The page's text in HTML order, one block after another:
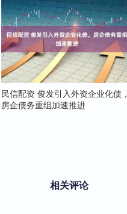
民信配资 俊发引入外资企业化债，
房企债务重组加速推进
相关评论